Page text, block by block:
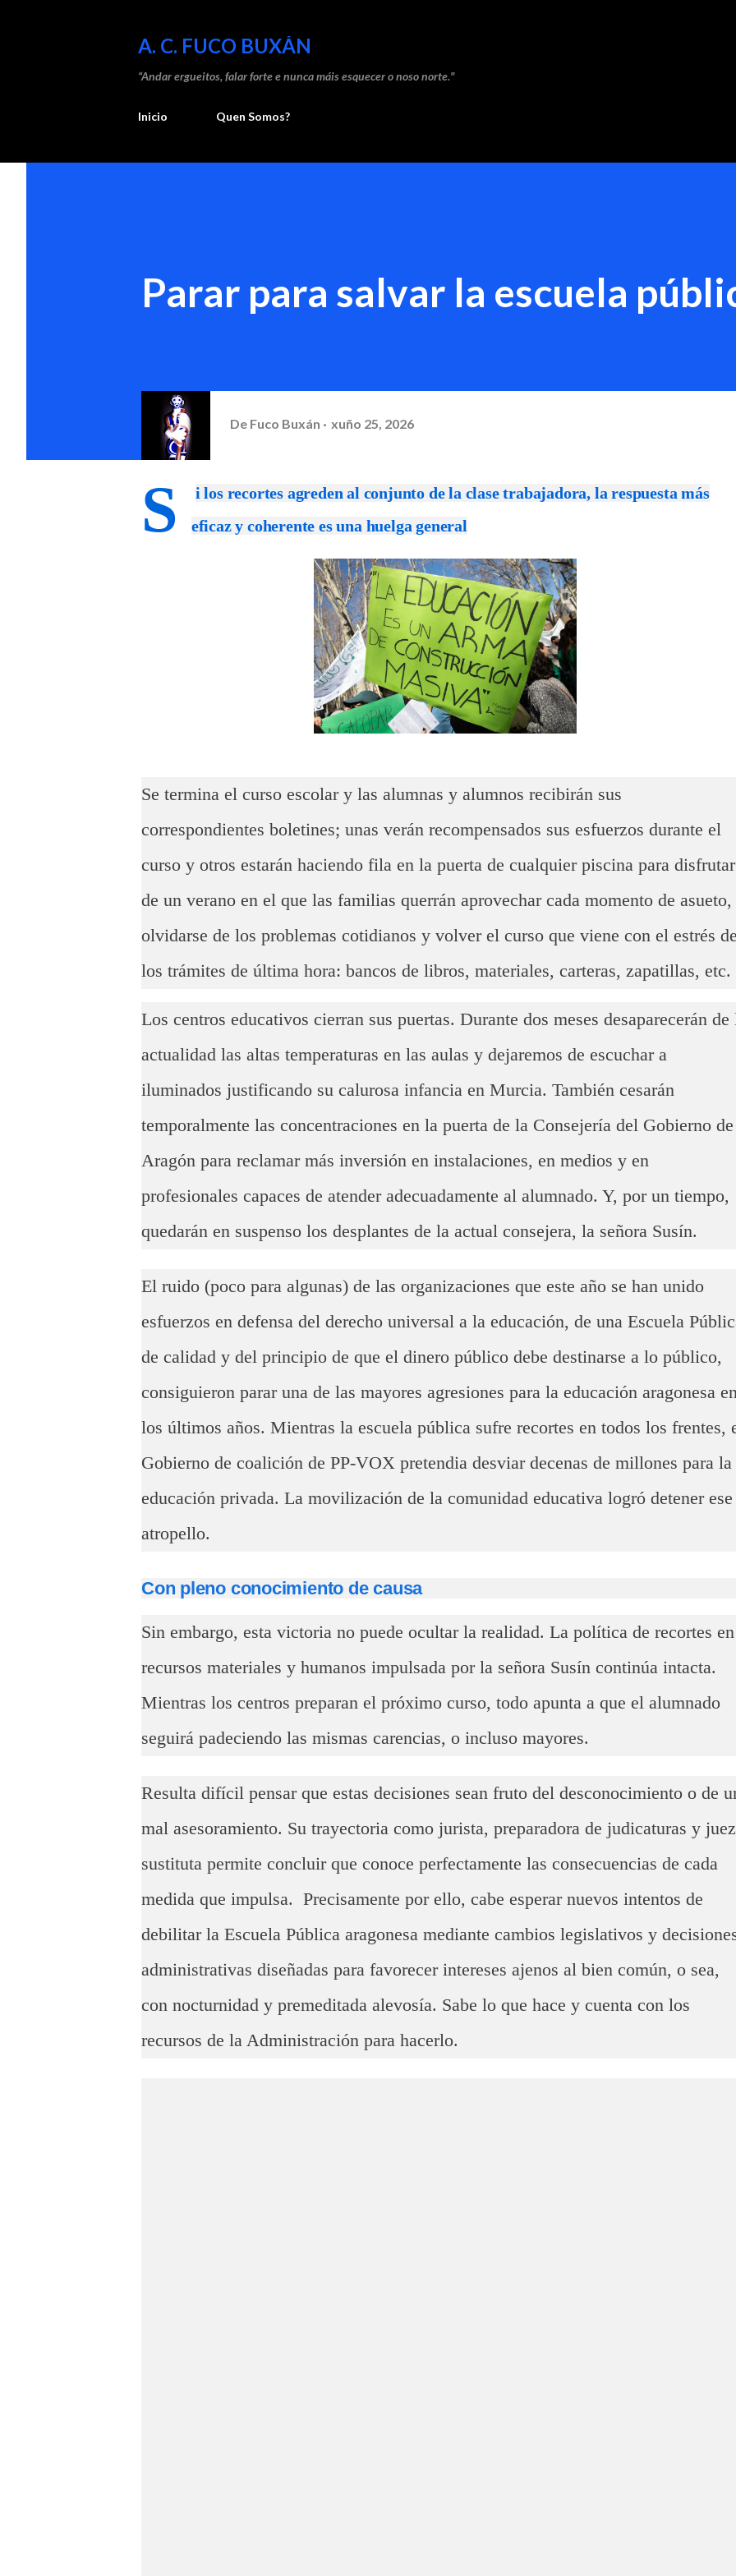
A. C. FUCO BUXÁN
“Andar ergueitos, falar forte e nunca máis esquecer o noso norte."
Inicio Quen Somos?
Parar para salvar la escuela
De Fuco Buxán xuño 25, 2026
S
i los recortes agreden al conjunto de la clase trabajadora, la respuesta más
eficaz y coherente es una huelga general
Se termina el curso escolar y las alumnas y alumnos recibirán sus
correspondientes boletines; unas verán recompensados sus esfuerzos durante el
curso y otros estarán haciendo fila en la puerta de cualquier piscina para disfrutar
de un verano en el que las familias querrán aprovechar cada momento de asueto,
olvidarse de los problemas cotidianos y volver el curso que viene con el estrés
los trámites de última hora: bancos de libros, materiales, carteras, zapatillas, etc.
Los centros educativos cierran sus puertas. Durante dos meses desaparecerán de
actualidad las altas temperaturas en las aulas y dejaremos de escuchar a
iluminados justificando su calurosa infancia en Murcia. También cesarán
temporalmente las concentraciones en la puerta de la Consejería del Gobierno de
Aragón para reclamar más inversión en instalaciones, en medios y en
profesionales capaces de atender adecuadamente al alumnado. Y, por un tiempo,
quedarán en suspenso los desplantes de la actual consejera, la señora Susín.
El ruido (poco para algunas) de las organizaciones que este año se han unido
esfuerzos en defensa del derecho universal a la educación, de una Escuela
de calidad y del principio de que el dinero público debe destinarse a lo público,
consiguieron parar una de las mayores agresiones para la educación aragonesa
los últimos años. Mientras la escuela pública sufre recortes en todos los frentes,
Gobierno de coalición de PP-VOX pretendia desviar decenas de millones para la
educación privada. La movilización de la comunidad educativa logró detener ese
atropello.
Con pleno conocimiento de causa
Sin embargo, esta victoria no puede ocultar la realidad. La política de recortes en
recursos materiales y humanos impulsada por la señora Susín continúa intacta.
Mientras los centros preparan el próximo curso, todo apunta a que el alumnado
seguirá padeciendo las mismas carencias, o incluso mayores.
Resulta difícil pensar que estas decisiones sean fruto del desconocimiento o de
mal asesoramiento. Su trayectoria como jurista, preparadora de judicaturas y
sustituta permite concluir que conoce perfectamente las consecuencias de cada
medida que impulsa. Precisamente por ello, cabe esperar nuevos intentos de
debilitar la Escuela Pública aragonesa mediante cambios legislativos y
administrativas diseñadas para favorecer intereses ajenos al bien común, o sea,
con nocturnidad y premeditada alevosía. Sabe lo que hace y cuenta con los
recursos de la Administración para hacerlo.